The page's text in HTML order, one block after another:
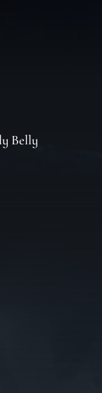
Belly